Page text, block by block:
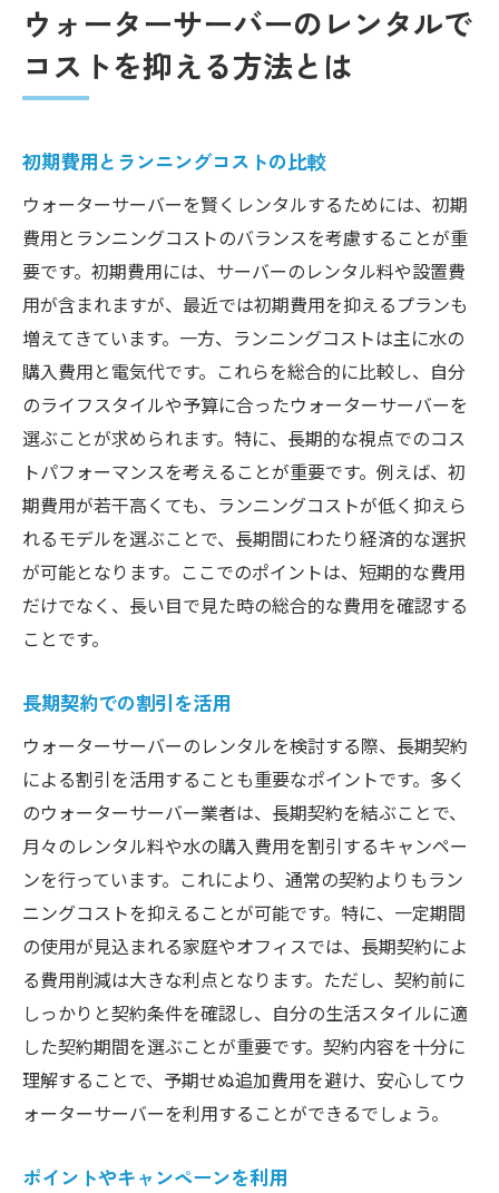
ウォーターサーバーのレンタルで
コストを抑える方法とは
初期費用とランニングコストの比較
ウォーターサーバーを賢くレンタルするためには、初期
費用とランニングコストのバランスを考慮することが重
要です。初期費用には、サーバーのレンタル料や設置費
用が含まれますが、最近では初期費用を抑えるプランも
増えてきています。一方、ランニングコストは主に水の
購入費用と電気代です。これらを総合的に比較し、自分
のライフスタイルや予算に合ったウォーターサーバーを
選ぶことが求められます。特に、長期的な視点でのコス
トパフォーマンスを考えることが重要です。例えば、初
期費用が若干高くても、ランニングコストが低く抑えら
れるモデルを選ぶことで、長期間にわたり経済的な選択
が可能となります。ここでのポイントは、短期的な費用
だけでなく、長い目で見た時の総合的な費用を確認する
ことです。
長期契約での割引を活用
ウォーターサーバーのレンタルを検討する際、長期契約
による割引を活用することも重要なポイントです。多く
のウォーターサーバー業者は、長期契約を結ぶことで、
月々のレンタル料や水の購入費用を割引するキャンペー
ンを行っています。これにより、通常の契約よりもラン
ニングコストを抑えることが可能です。特に、一定期間
の使用が見込まれる家庭やオフィスでは、長期契約によ
る費用削減は大きな利点となります。ただし、契約前に
しっかりと契約条件を確認し、自分の生活スタイルに適
した契約期間を選ぶことが重要です。契約内容を十分に
理解することで、予期せぬ追加費用を避け、安心してウ
ォーターサーバーを利用することができるでしょう。
ポイントやキャンペーンを利用